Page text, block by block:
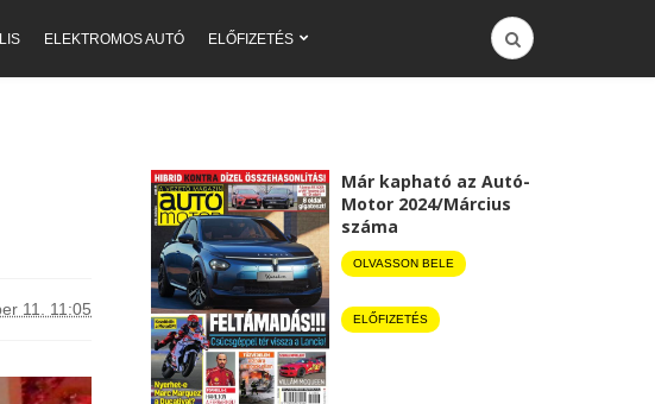
ELEKTROMOS AUTÓ ELŐFIZETÉS
11. 11:05
Már kapható az Autó-
Motor 2024/Március
száma
OLVASSON BELE
ELŐFIZETÉS